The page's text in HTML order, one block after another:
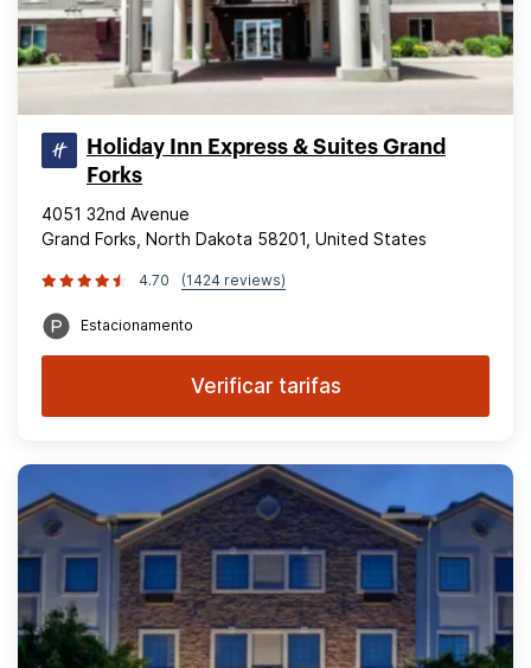
Holiday Inn Express & Suites Grand
Forks
4051 32nd Avenue
Grand Forks, North Dakota 58201, United States
4.70 (1424 reviews)
Estacionamento
Verificar tarifas